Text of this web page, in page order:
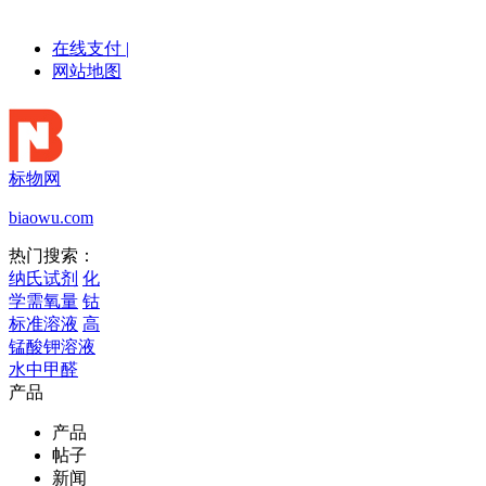
在线支付 |
网站地图
标物网
biaowu.com
热门搜索：
纳氏试剂 化
学需氧量 钴
标准溶液 高
锰酸钾溶液
水中甲醛
产品
产品
帖子
新闻